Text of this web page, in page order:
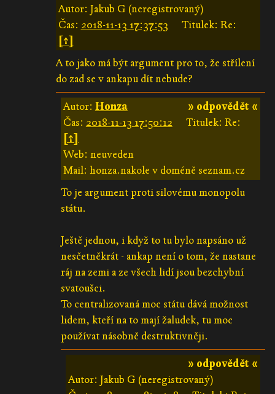
Autor: Jakub G (neregistrovaný)
Čas: 2018-11-13 17:37:53
Titulek: Re:
[↑]
A to jako má být argument pro to, že střílení
do zad se v ankapu dít nebude?
» odpovědět «
Autor: Honza
Čas: 2018-11-13 17:50:12
Titulek: Re:
[↑]
Web: neuveden
Mail: honza.nakole v doméně seznam.cz
To je argument proti silovému monopolu
státu.
Ještě jednou, i když to tu bylo napsáno už
nesčetněkrát - ankap není o tom, že nastane
ráj na zemi a ze všech lidí jsou bezchybní
svatoušci.
To centralizovaná moc státu dává možnost
lidem, kteří na to mají žaludek, tu moc
používat násobně destruktivněji.
» odpovědět «
Autor: Jakub G (neregistrovaný)